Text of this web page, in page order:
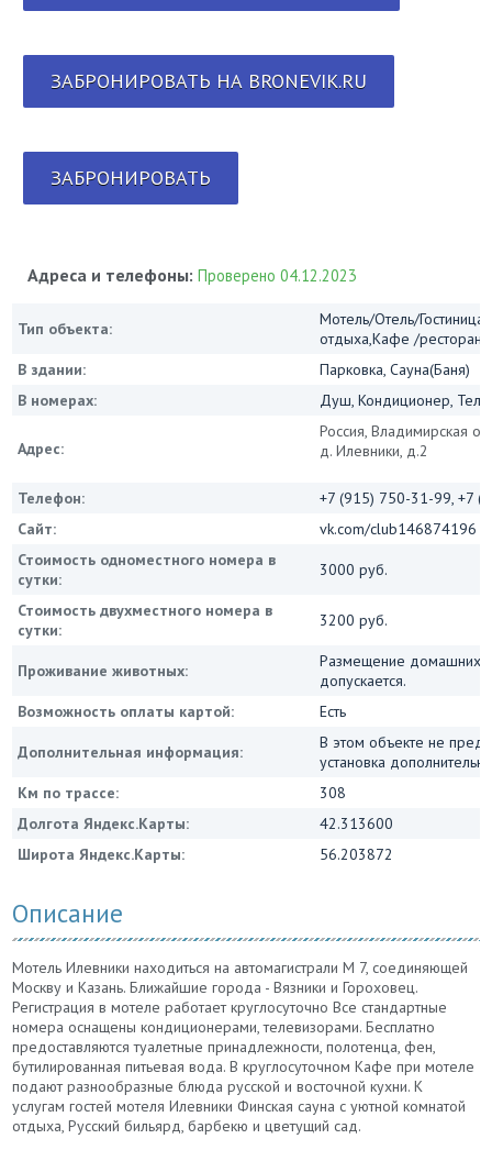
ЗАБРОНИРОВАТЬ НА BRONEVIK.RU
ЗАБРОНИРОВАТЬ
Адреса и телефоны:Проверено 04.12.2023
Тип объекта:
Мотель/Отель/
отдыха,Кафе /рестораны
В здании:
Парковка, Сауна(Баня)
В номерах:
Душ, Кондиционер,
Адрес:
Россия, Владимирская
д. Илевники, д.2
Телефон:
+7 (915) 750-31-99, +7
Сайт:
vk.com/club146874196
Стоимость одноместного номера в
сутки:
3000 руб.
Стоимость двухместного номера в
сутки:
3200 руб.
Проживание животных:
Размещение домашних
допускается.
Возможность оплаты картой:
Есть
Дополнительная информация:
В этом объекте не
установка
Км по трассе:
308
Долгота Яндекс.Карты:
42.313600
Широта Яндекс.Карты:
56.203872
Описание
Мотель Илевники находиться на автомагистрали М 7, соединяющей
Москву и Казань. Ближайшие города - Вязники и Гороховец.
Регистрация в мотеле работает круглосуточно Все стандартные
номера оснащены кондиционерами, телевизорами. Бесплатно
предоставляются туалетные принадлежности, полотенца, фен,
бутилированная питьевая вода. В круглосуточном Кафе при мотеле
подают разнообразные блюда русской и восточной кухни. К
услугам гостей мотеля Илевники Финская сауна с уютной комнатой
отдыха, Русский бильярд, барбекю и цветущий сад.